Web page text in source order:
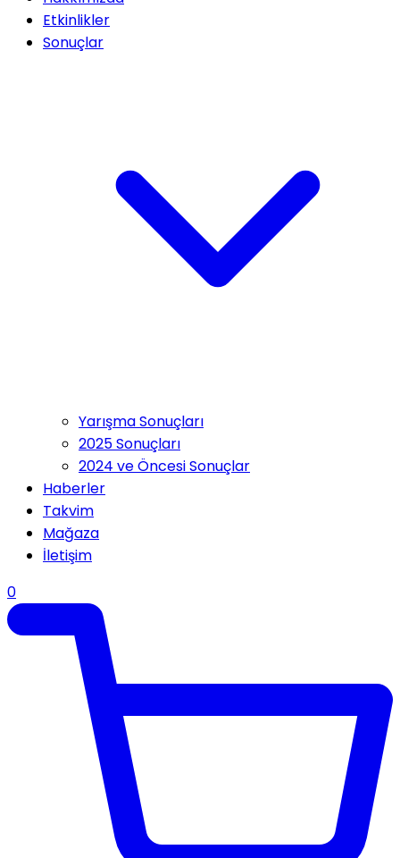
Etkinlikler
Sonuçlar
Yarışma Sonuçları
2025 Sonuçları
2024 ve Öncesi Sonuçlar
Haberler
Takvim
Mağaza
İletişim
0